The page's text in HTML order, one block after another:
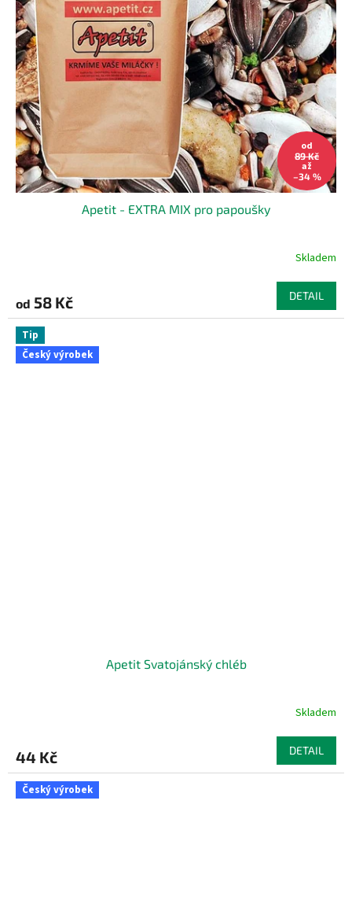
od
89 Kč
až
–34 %
Apetit - EXTRA MIX pro papoušky
Skladem
od 58 Kč DETAIL
Tip
Český výrobek
Apetit Svatojánský chléb
Skladem
44 Kč DETAIL
Český výrobek